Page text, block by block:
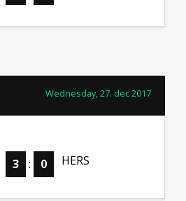
Wednesday, 27. dec 2017
3 : 0 HERS